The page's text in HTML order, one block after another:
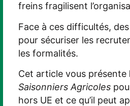
freins fragilisent
Face à ces difficultés,
pour sécuriser les
les formalités.
Cet article vous présente
Saisonniers Agricoles
hors UE et ce qu’il peut